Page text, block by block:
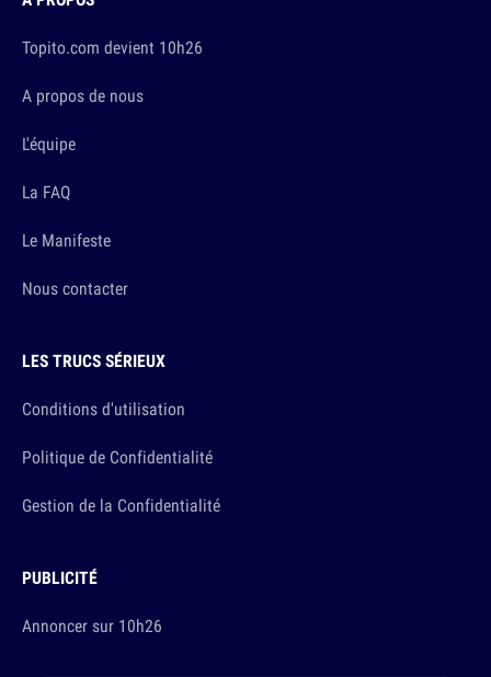
Topito.com devient 10h26
A propos de nous
L'équipe
La FAQ
Le Manifeste
Nous contacter
LES TRUCS SÉRIEUX
Conditions d'utilisation
Politique de Confidentialité
Gestion de la Confidentialité
PUBLICITÉ
Annoncer sur 10h26